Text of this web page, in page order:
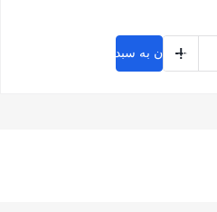
+
افزودن به سبد خرید